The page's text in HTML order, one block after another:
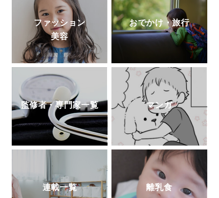
ファッション
美容
おでかけ・旅行
監修者・専門家一覧 マンガ
連載一覧 離乳食